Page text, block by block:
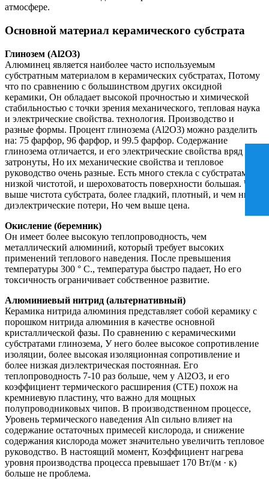
атмосфере.
Основной материал керамического субстрата
Глинозем (Al2O3)
Алюминец является наиболее часто используемым
субстратным материалом в керамических субстратах, Потому
что по сравнению с большинством других оксидной
керамики, Он обладает высокой прочностью и химической
стабильностью с точки зрения механического, тепловая наука
и электрические свойства. технология. Производство и
разные формы. Процент глинозема (Al2O3) можно разделить
на: 75 фарфор, 96 фарфор, и 99.5 фарфор. Содержание
глинозема отличается, и его электрические свойства вряд ли
затронуты, Но их механические свойства и тепловое
руководство очень разные. Есть много стекла с субстратами с
низкой чистотой, и шероховатость поверхности большая. Чем
выше чистота субстрата, более гладкий, плотный, и чем ниже
диэлектрические потери, Но чем выше цена.
Окисление (беремник)
Он имеет более высокую теплопроводность, чем
металлический алюминий, который требует высоких
применений теплового наведения. После превышения
температуры 300 ° C., температура быстро падает, Но его
токсичность ограничивает собственное развитие.
Алюминиевый нитрид (альтернативный)
Керамика нитрида алюминия представляет собой керамику с
порошком нитрида алюминия в качестве основной
кристаллической фазы. По сравнению с керамическими
субстратами глинозема, У него более высокое сопротивление
изоляции, более высокая изоляционная сопротивление и
более низкая диэлектрическая постоянная. Его
теплопроводность 7-10 раз больше, чем у Al2O3, и его
коэффициент термического расширения (CTE) похож на
кремниевую пластину, что важно для мощных
полупроводниковых чипов. В производственном процессе,
Уровень термического наведения Aln сильно влияет на
содержание остаточных примесей кислорода, и снижение
содержания кислорода может значительно увеличить тепловое
руководство. В настоящий момент, Коэффициент нагрева
уровня производства процесса превышает 170 Вт/(м · к)
больше не проблема.